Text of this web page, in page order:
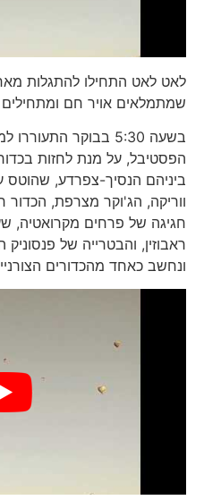
לאט לאט התחילו להתגלות
שמתמלאים אויר חם ומתחילים
הפסטיבל, על מנת לחזות בכדורים
ביניהם הנסיך-צפרדע, שהוטס על
ווריקה, הג'וקר מצרפת, הכדור
חגיגה של פרחים מקרואטיה,
ונחשב כאחד מהכדורים הצורניים